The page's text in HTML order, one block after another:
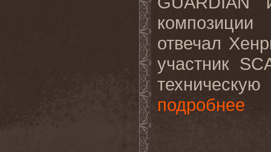
отвечал
участник
подробнее